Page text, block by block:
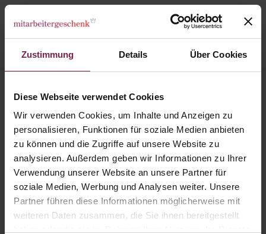
Zustimmung Details Über Cookies
Diese Webseite verwendet Cookies
Wir verwenden Cookies, um Inhalte und Anzeigen zu
personalisieren, Funktionen für soziale Medien anbieten
zu können und die Zugriffe auf unsere Website zu
analysieren. Außerdem geben wir Informationen zu Ihrer
Verwendung unserer Website an unsere Partner für
soziale Medien, Werbung und Analysen weiter. Unsere
Partner führen diese Informationen möglicherweise mit
weiteren Daten zusammen, die Sie ihnen bereitgestellt